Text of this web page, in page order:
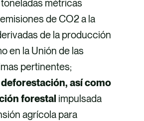
métricas
de CO2 a la
de la producción
en la Unión de las
pertinentes;
así como
forestal impulsada
agrícola para